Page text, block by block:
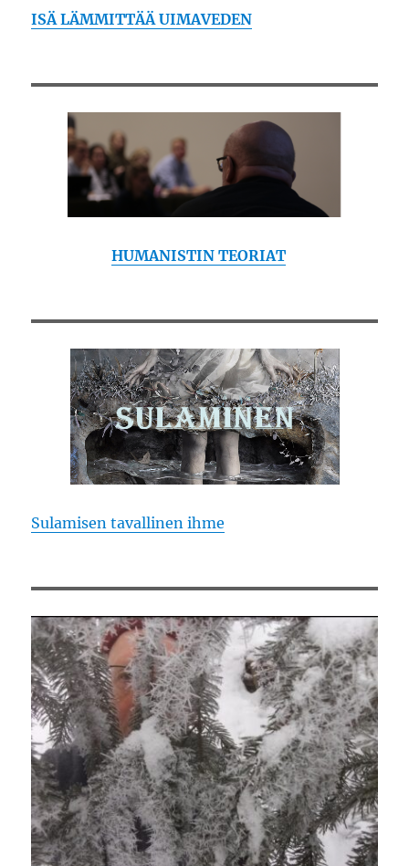
ISÄ LÄMMITTÄÄ UIMAVEDEN
HUMANISTIN TEORIAT
Sulamisen tavallinen ihme